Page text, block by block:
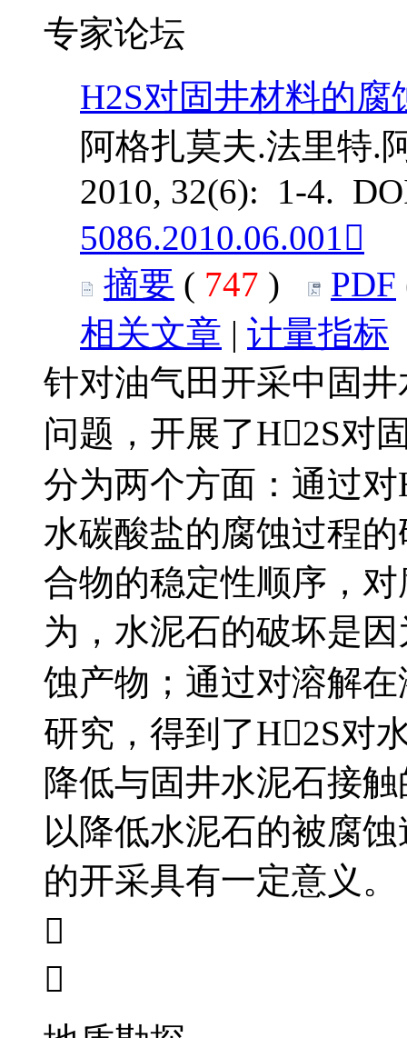
专家论坛
H2S对固井材料的腐
阿格扎莫夫.法里特.
2010, 32(6): 1-4.
5086.2010.06.001
摘要 ( 747 ) PDF
相关文章 | 计量指标
针对油气田开采中固
问题，开展了H2S对
分为两个方面：通过
水碳酸盐的腐蚀过程
合物的稳定性顺序，
为，水泥石的破坏是
蚀产物；通过对溶解
研究，得到了H2S对
降低与固井水泥石接
以降低水泥石的被腐
的开采具有一定意义。

